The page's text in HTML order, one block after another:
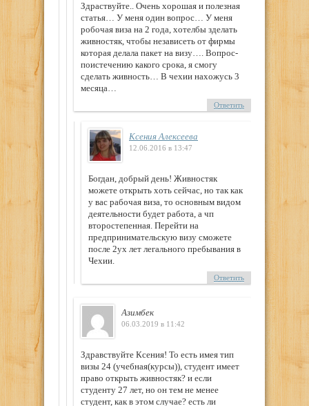
Здраствуйте.. Очень хорошая и полезная
статья… У меня один вопрос… У меня
робочая виза на 2 года, хотелбы зделать
живностяк, чтобы независеть от фирмы
которая делала пакет на визу…. Вопрос-
поистечению какого срока, я смогу
сделать живность… В чехии нахожусь 3
месяца…
Ответить
Ксения Алексеева
12.06.2016 в 13:47
Богдан, добрый день! Живностяк
можете открыть хоть сейчас, но так как
у вас рабочая виза, то основным видом
деятельности будет работа, а чп
второстепенная. Перейти на
предпринимательскую визу сможете
после 2ух лет легального пребывания в
Чехии.
Ответить
Азимбек
06.03.2019 в 11:42
Здравствуйте Ксения! То есть имея тип
визы 24 (учебная(курсы)), студент имеет
право открыть живностяк? и если
студенту 27 лет, но он тем не менее
студент, как в этом случае? есть ли